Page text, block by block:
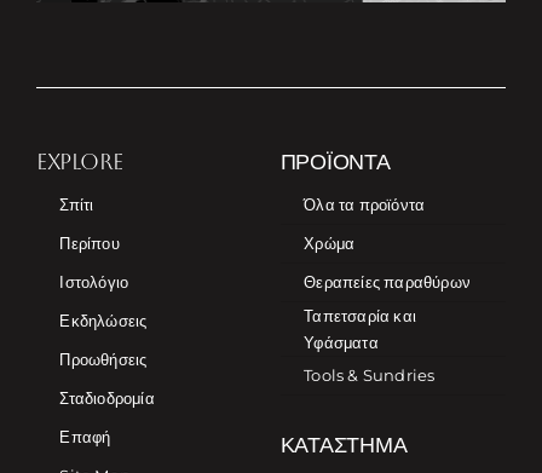
EXPLORE
Σπίτι
Περίπου
Ιστολόγιο
Εκδηλώσεις
Προωθήσεις
Σταδιοδρομία
Επαφή
ΠΡΟΪΌΝΤΑ
Όλα τα προϊόντα
Χρώμα
Θεραπείες παραθύρων
Ταπετσαρία και
Υφάσματα
Tools & Sundries
ΚΑΤΆΣΤΗΜΑ